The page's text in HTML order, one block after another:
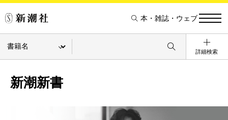
本・雑誌・ウェブ
詳細検索
新潮新書